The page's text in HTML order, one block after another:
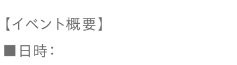
【イベント概要】
■日時：